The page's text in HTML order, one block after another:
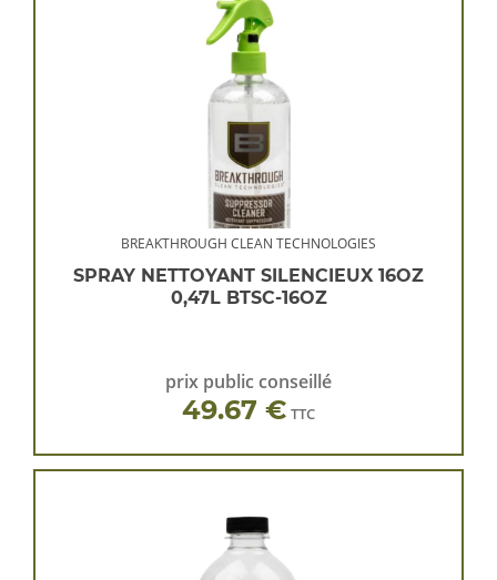
BREAKTHROUGH CLEAN TECHNOLOGIES
SPRAY NETTOYANT SILENCIEUX 16OZ
0,47L BTSC-16OZ
prix public conseillé
49.67 € TTC